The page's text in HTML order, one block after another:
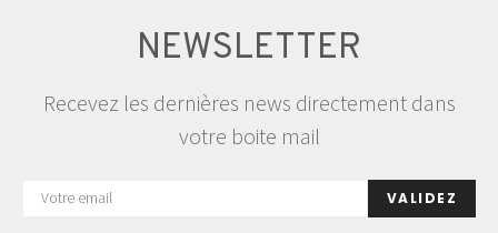
NEWSLETTER
Recevez les dernières news directement dans
votre boite mail
VALIDEZ